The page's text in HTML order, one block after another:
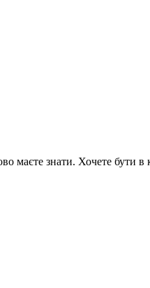
маєте знати. Хочете бути